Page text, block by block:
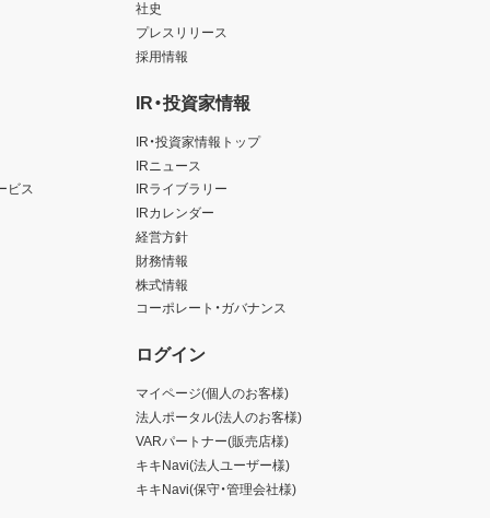
ビス
社史
プレスリリース
採用情報
IR・投資家情報
IR・投資家情報トップ
IRニュース
IRライブラリー
IRカレンダー
経営方針
財務情報
株式情報
コーポレート・ガバナンス
ログイン
マイページ(個人のお客様)
法人ポータル(法人のお客様)
VARパートナー(販売店様)
キキNavi(法人ユーザー様)
キキNavi(保守・管理会社様)